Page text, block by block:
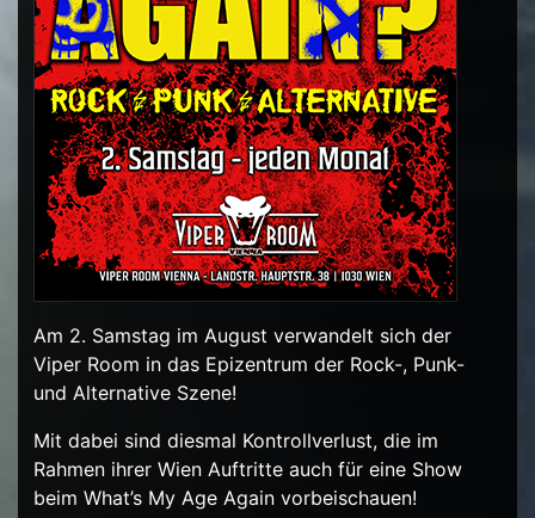
Am 2. Samstag im August verwandelt sich der
Viper Room in das Epizentrum der Rock-, Punk-
und Alternative Szene!
Mit dabei sind diesmal Kontrollverlust, die im
Rahmen ihrer Wien Auftritte auch für eine Show
beim What’s My Age Again vorbeischauen!